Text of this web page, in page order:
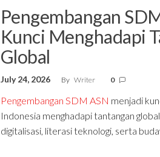
Pengembangan
Kunci Menghadapi
Global
July 24, 2026 By Writer 0
Pengembangan SDM ASN menjadi
Indonesia menghadapi tantangan
digitalisasi, literasi teknologi, serta